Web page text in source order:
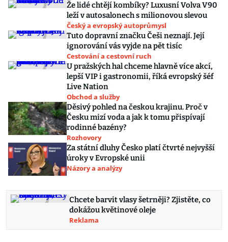
Že lidé chtějí kombíky? Luxusní Volva V90
leží v autosalonech s milionovou slevou
Český a evropský autoprůmysl
Tuto dopravní značku Češi neznají. Její
ignorování vás vyjde na pět tisíc
Cestování a cestovní ruch
U pražských hal chceme hlavně více akcí,
lepší VIP i gastronomii, říká evropský šéf
Live Nation
Obchod a služby
Děsivý pohled na českou krajinu. Proč v
Česku mizí voda a jak k tomu přispívají
rodinné bazény?
Rozhovory
Za státní dluhy Česko platí čtvrté nejvyšší
úroky v Evropské unii
Názory a analýzy
Chcete barvit vlasy šetrněji? Zjistěte, co
dokážou květinové oleje
Reklama